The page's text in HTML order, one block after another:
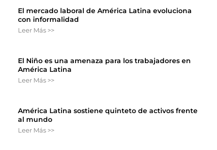
El mercado laboral de América Latina evoluciona
con informalidad
Leer Más >>
El Niño es una amenaza para los trabajadores en
América Latina
Leer Más >>
América Latina sostiene quinteto de activos frente
al mundo
Leer Más >>